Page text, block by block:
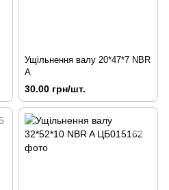
Ущільнення валу 20*47*7 NBR
A
30.00 грн/шт.